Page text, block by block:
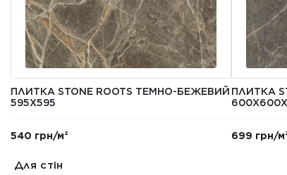
ПЛИТКА STONE ROOTS ТЕМНО-БЕЖЕВИЙ
595Х595
540 грн/м²
ПЛИТКА
699 грн/
Для стін